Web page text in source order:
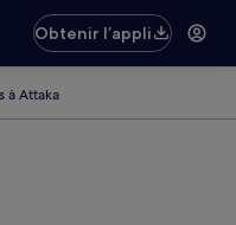
Obtenir l’appli
à Attaka